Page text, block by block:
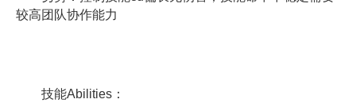
较高团队协作能力
技能Abilities：